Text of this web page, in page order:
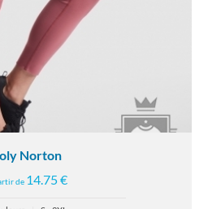
Norton
de 14.75 €